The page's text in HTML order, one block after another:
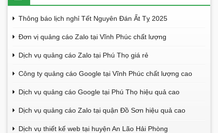
Thông báo lịch nghỉ Tết Nguyên Đán Ất Tỵ 2025
Đơn vị quảng cáo Zalo tại Vĩnh Phúc chất lượng
Dịch vụ quảng cáo Zalo tại Phú Thọ giá rẻ
Công ty quảng cáo Google tại Vĩnh Phúc chất lượng cao
Dịch vụ quảng cáo Google tại Phú Thọ hiệu quả cao
Dịch vụ quảng cáo Zalo tại quận Đồ Sơn hiệu quả cao
Dịch vụ thiết kế web tại huyện An Lão Hải Phòng